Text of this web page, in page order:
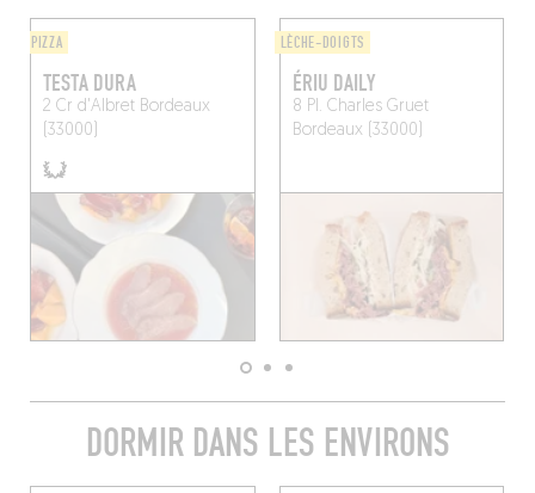
PIZZA
TESTA DURA
2 Cr d'AlbretBordeaux
(33000)
LÈCHE-DOIGTS
ÉRIU DAILY
8 Pl. Charles Gruet
Bordeaux (33000)
DORMIR DANS LES ENVIRONS